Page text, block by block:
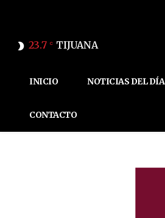
23.7 C TIJUANA
INICIO NOTICIAS DEL DÍA
CONTACTO